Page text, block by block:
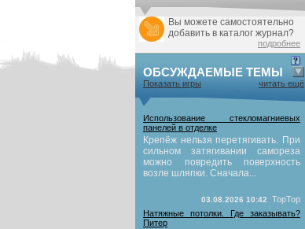
Вы можете самостоятельно
добавить в каталог журнал?
подробнее
ОБСУЖДАЕМЫЕ ТЕМЫ
Показать игры читать ещё
Использование стекломагниевых
панелей в отделке
Крепёж нельзя перетягивать. При
сильном затягивании самореза
можно повредить поверхность
возле шляпки. Сначала...
03.08.2026 10:42
TopTop
Натяжные потолки. Где заказывать?
Питер